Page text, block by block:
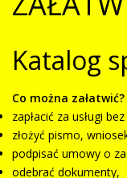
Katalog
Co można załatwić?
zapłacić za usługi
złożyć pismo,
podpisać umowy o
odebrać dokumenty,